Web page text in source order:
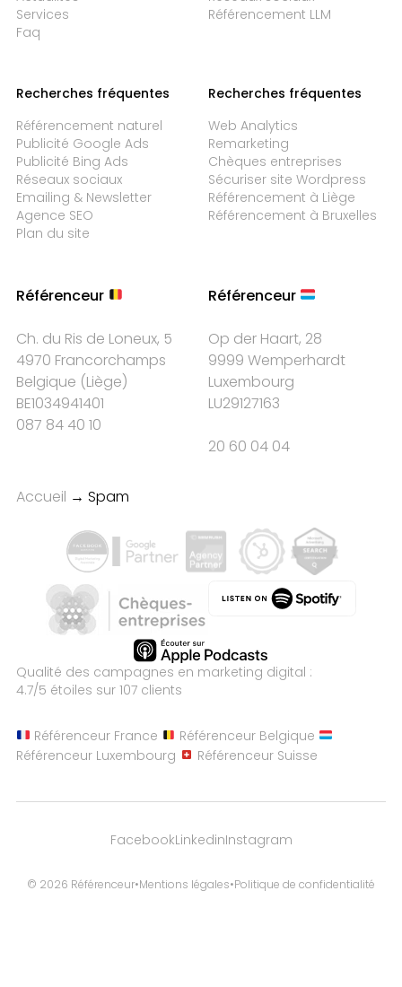
Services
Faq
Référencement LLM
Recherches fréquentes
Référencement naturel
Publicité Google Ads
Publicité Bing Ads
Réseaux sociaux
Emailing & Newsletter
Agence SEO
Plan du site
Recherches fréquentes
Web Analytics
Remarketing
Chèques entreprises
Sécuriser site Wordpress
Référencement à Liège
Référencement à Bruxelles
Référenceur
Ch. du Ris de Loneux, 5
4970 Francorchamps
Belgique (Liège)
BE1034941401
087 84 40 10
Référenceur
Op der Haart, 28
9999 Wemperhardt
Luxembourg
LU29127163
20 60 04 04
Accueil → Spam
Qualité des campagnes en marketing digital :
4.7/5 étoiles sur 107 clients
Référenceur France
Référenceur Belgique
Référenceur Luxembourg
Référenceur Suisse
© 2026 Référenceur•Mentions légales•Politique de confidentialité
FacebookLinkedinInstagram